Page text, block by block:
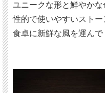
ユニークな形と鮮やか
性的で使いやすいスト
食卓に新鮮な風を運んで